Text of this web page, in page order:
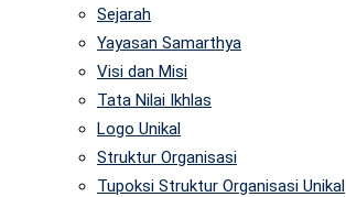
Sejarah
Yayasan Samarthya
Visi dan Misi
Tata Nilai Ikhlas
Logo Unikal
Struktur Organisasi
Tupoksi Struktur Organisasi Unikal